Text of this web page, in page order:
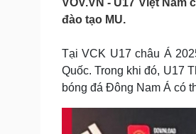
Tin nóng
Tư vấn luật
Sức khỏe
Dinh dưỡng - món ngon
Cây thuốc
Sản phụ khoa
VOV.VN - U17 Việt
đào tạo MU.
Tại VCK U17 châu Á
Quốc. Trong khi đó, U17
bóng đá Đông Nam Á có